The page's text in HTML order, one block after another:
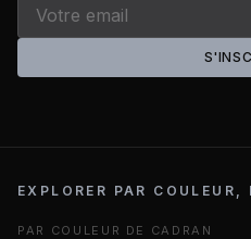
EXPLORER PAR
PAR COULEUR DE CADRAN